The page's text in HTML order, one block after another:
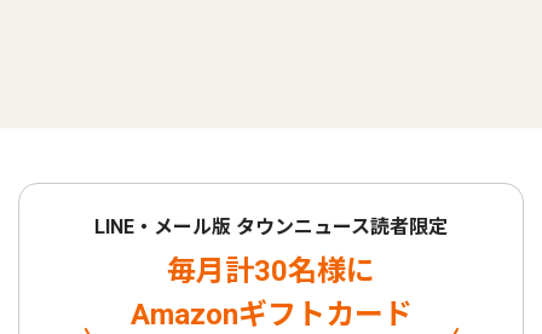
LINE・メール版 タウンニュース読者限定
毎月計30名様に
Amazonギフトカード